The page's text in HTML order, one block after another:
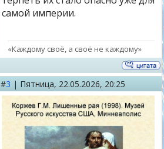
самой империи.
«Каждому своё, а своё не каждому»
#3 | Пятница, 22.05.2026, 20:25